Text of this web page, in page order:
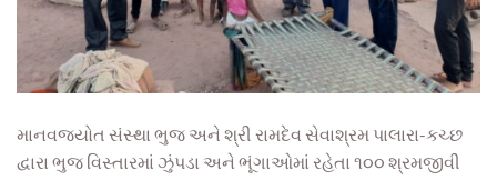
માનવજ્યોત સંસ્થા ભુજ અને શ્રી રામદેવ સેવાશ્રમ પાલારા-કચ્છ
દ્વારા ભુજ વિસ્તારમાં ઝુંપડા અને ભૂંગાઓમાં રહેતા ૧૦૦ શ્રમજીવી